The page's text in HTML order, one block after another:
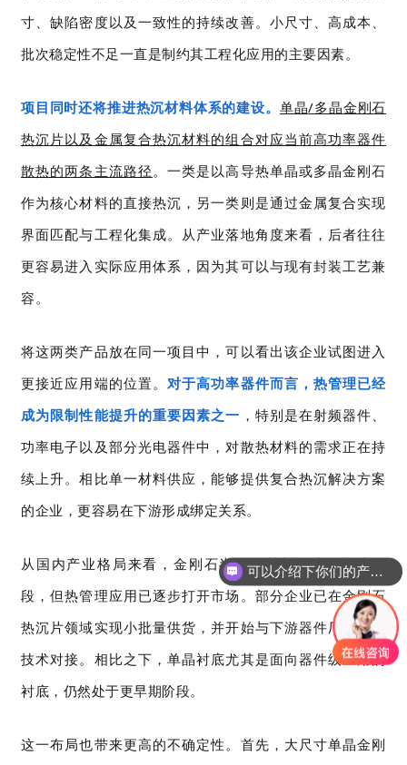
寸、缺陷密度以及一致性的持续改善。小尺寸、高成本、
批次稳定性不足一直是制约其工程化应用的主要因素。
项目同时还将推进热沉材料体系的建设。 单晶/多晶金刚石
热沉片以及金属复合热沉材料的组合对应当前高功率器件
散热的两条主流路径。一类是以高导热单晶或多晶金刚石
作为核心材料的直接热沉，另一类则是通过金属复合实现
界面匹配与工程化集成。从产业落地角度来看，后者往往
更容易进入实际应用体系，因为其可以与现有封装工艺兼
容。
将这两类产品放在同一项目中 ，可以看出该企业试图进入
更接近应用端的位置。对于高功率器件而言，热管理已经
成为限制性能提升的重要因素之一 ，特别是在射频器件、
功率电子以及部分光电器件中，对散热材料的需求正在持
续上升。相比单一材料供应，能够提供复合热沉解决方案
的企业，更容易在下游形成绑定关系。
从国内产业格局来看，金刚石半导体材料仍处于起步阶
段，但热管理应用已逐步打开市场。部分企业已在金刚石
热沉片领域实现小批量供货，并开始与下游器件厂商进行
技术对接。相比之下，单晶衬底尤其是面向器件级应用的
衬底，仍然处于更早期阶段。
这一布局也带来更高的不确定性。首先，大尺寸单晶金刚
可以介绍下你们的产品么
你们是怎么收费的呢